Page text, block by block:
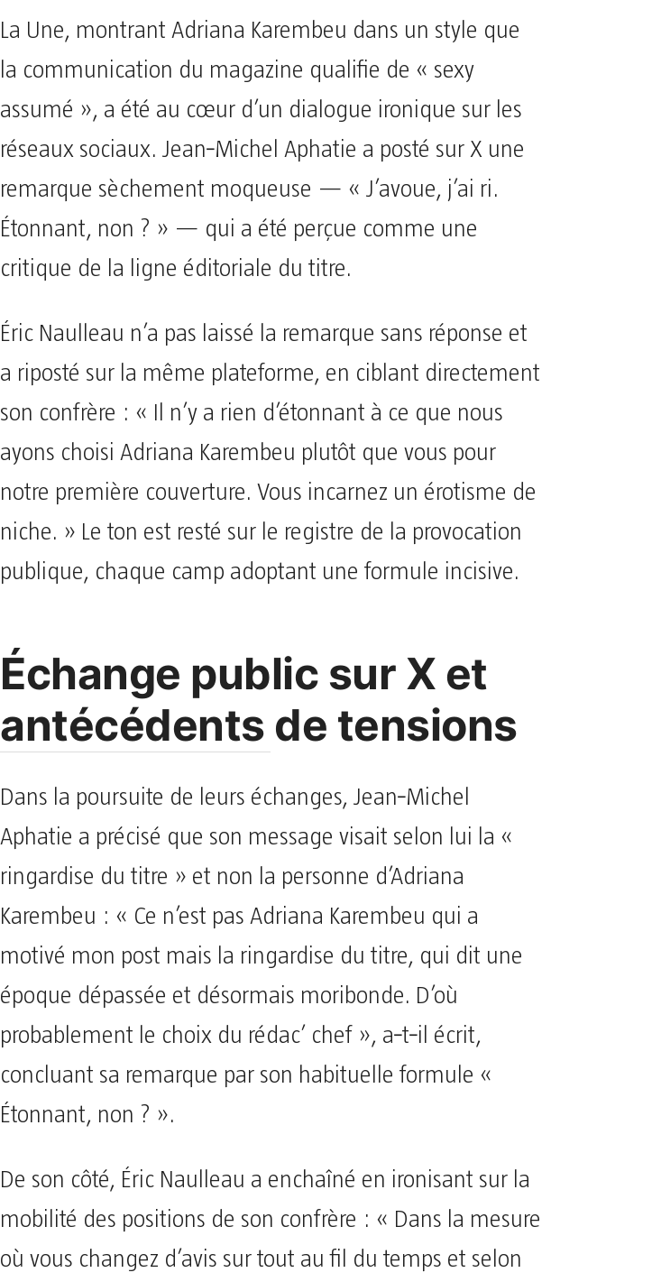
La Une, montrant Adriana Karembeu dans un style que
la communication du magazine qualifie de « sexy
assumé », a été au cœur d’un dialogue ironique sur les
réseaux sociaux. Jean‑Michel Aphatie a posté sur X une
remarque sèchement moqueuse — « J’avoue, j’ai ri.
Étonnant, non ? » — qui a été perçue comme une
critique de la ligne éditoriale du titre.
Éric Naulleau n’a pas laissé la remarque sans réponse et
a riposté sur la même plateforme, en ciblant directement
son confrère : « Il n’y a rien d’étonnant à ce que nous
ayons choisi Adriana Karembeu plutôt que vous pour
notre première couverture. Vous incarnez un érotisme de
niche. » Le ton est resté sur le registre de la provocation
publique, chaque camp adoptant une formule incisive.
Échange public sur X et
antécédents de tensions
Dans la poursuite de leurs échanges, Jean‑Michel
Aphatie a précisé que son message visait selon lui la «
ringardise du titre » et non la personne d’Adriana
Karembeu : « Ce n’est pas Adriana Karembeu qui a
motivé mon post mais la ringardise du titre, qui dit une
époque dépassée et désormais moribonde. D’où
probablement le choix du rédac’ chef », a‑t‑il écrit,
concluant sa remarque par son habituelle formule «
Étonnant, non ? ».
De son côté, Éric Naulleau a enchaîné en ironisant sur la
mobilité des positions de son confrère : « Dans la mesure
où vous changez d’avis sur tout au fil du temps et selon